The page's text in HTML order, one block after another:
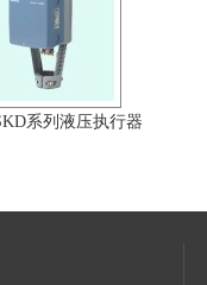
系列液压执行器